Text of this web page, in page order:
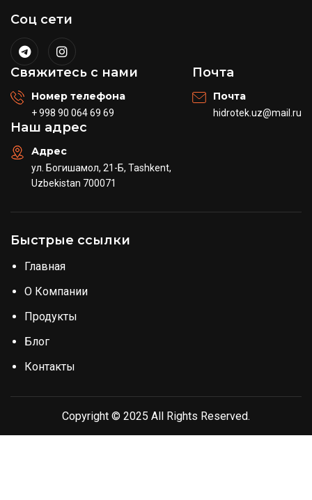
Соц сети
Свяжитесь с нами
Номер телефона
+ 998 90 064 69 69
Почта
Почта
hidrotek.uz@mail.ru
Наш адрес
Адрес
ул. Богишамол, 21-Б, Tashkent,
Uzbekistan 700071
Быстрые ссылки
Главная
О Компании
Продукты
Блог
Контакты
Copyright © 2025 All Rights Reserved.